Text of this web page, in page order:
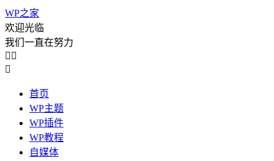
WP之家
欢迎光临
我们一直在努力
 

首页
WP主题
WP插件
WP教程
自媒体